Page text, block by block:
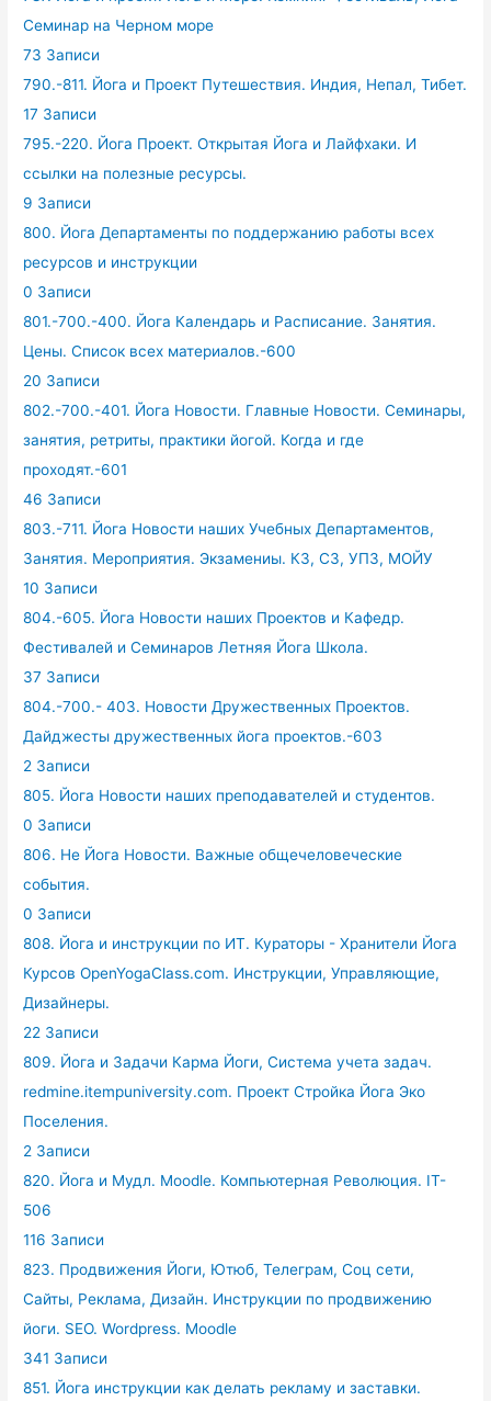
Семинар на Черном море
73 Записи
790.-811. Йога и Проект Путешествия. Индия, Непал, Тибет.
17 Записи
795.-220. Йога Проект. Открытая Йога и Лайфхаки. И
ссылки на полезные ресурсы.
9 Записи
800. Йога Департаменты по поддержанию работы всех
ресурсов и инструкции
0 Записи
801.-700.-400. Йога Календарь и Расписание. Занятия.
Цены. Список всех материалов.-600
20 Записи
802.-700.-401. Йога Новости. Главные Новости. Семинары,
занятия, ретриты, практики йогой. Когда и где
проходят.-601
46 Записи
803.-711. Йога Новости наших Учебных Департаментов,
Занятия. Мероприятия. Экзамениы. КЗ, СЗ, УПЗ, МОЙУ
10 Записи
804.-605. Йога Новости наших Проектов и Кафедр.
Фестивалей и Семинаров Летняя Йога Школа.
37 Записи
804.-700.- 403. Новости Дружественных Проектов.
Дайджесты дружественных йога проектов.-603
2 Записи
805. Йога Новости наших преподавателей и студентов.
0 Записи
806. Не Йога Новости. Важные общечеловеческие
события.
0 Записи
808. Йога и инструкции по ИТ. Кураторы - Хранители Йога
Курсов OpenYogaClass.com. Инструкции, Управляющие,
Дизайнеры.
22 Записи
809. Йога и Задачи Карма Йоги, Система учета задач.
redmine.itempuniversity.com. Проект Стройка Йога Эко
Поселения.
2 Записи
820. Йога и Мудл. Moodle. Компьютерная Революция. IT-
506
116 Записи
823. Продвижения Йоги, Ютюб, Телеграм, Соц сети,
Сайты, Реклама, Дизайн. Инструкции по продвижению
йоги. SEO. Wordpress. Moodle
341 Записи
851. Йога инструкции как делать рекламу и заставки.